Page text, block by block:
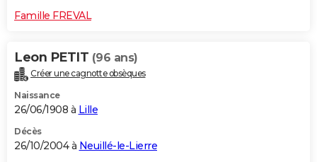
Famille FREVAL
Leon PETIT (96 ans)
Créer une cagnotte obsèques
Naissance
26/06/1908 à Lille
Décès
26/10/2004 à Neuillé-le-Lierre